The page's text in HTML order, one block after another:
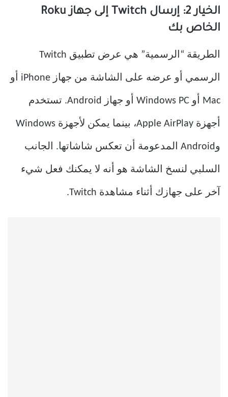
الخيار 2: إرسال Twitch إلى جهاز Roku
الخاص بك
الطريقة “الرسمية” هي عرض تطبيق Twitch
الرسمي أو عرضه على الشاشة من جهاز iPhone أو
Mac أو Windows PC أو جهاز Android. تستخدم
أجهزة Apple AirPlay، بينما يمكن لأجهزة Windows
وAndroid المدعومة أن تعكس شاشاتها. الجانب
السلبي لنسخ الشاشة هو أنه لا يمكنك فعل شيء
آخر على جهازك أثناء مشاهدة Twitch.